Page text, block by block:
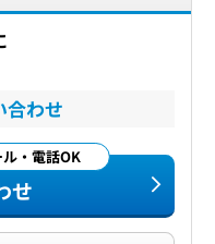
合わせ
・電話OK
せ